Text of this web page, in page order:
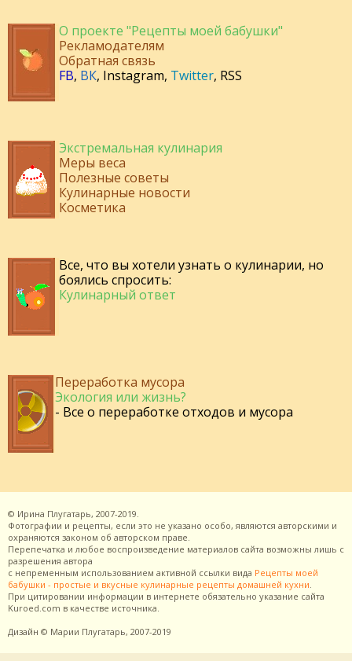
О проекте "Рецепты моей бабушки"
Рекламодателям
Обратная связь
FB, ВК, Instagram, Twitter, RSS
Экстремальная кулинария
Меры веса
Полезные советы
Кулинарные новости
Косметика
Все, что вы хотели узнать о кулинарии, но
боялись спросить:
Кулинарный ответ
Переработка мусора
Экология или жизнь?
- Все о переработке отходов и мусора
© Ирина Плугатарь, 2007-2019.
Фотографии и рецепты, если это не указано особо, являются авторскими и
охраняются законом об авторском праве.
Перепечатка и любое воспроизведение материалов сайта возможны лишь с
разрешения автора
с непременным использованием активной ссылки вида Рецепты моей
бабушки - простые и вкусные кулинарные рецепты домашней кухни.
При цитировании информации в интернете обязательно указание сайта
Kuroed.com в качестве источника.
Дизайн © Марии Плугатарь, 2007-2019